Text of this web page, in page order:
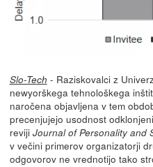
Slo-Tech - Raziskovalci z
newyorškega tehnološkega
naročena objavljena v tem
precenjujejo usodnost
reviji Journal of Personality and
v večini primerov organizatorji
odgovorov ne vrednotijo tako